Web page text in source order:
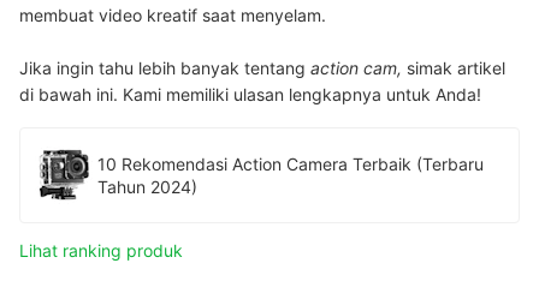
membuat video kreatif saat menyelam.
Jika ingin tahu lebih banyak tentang action cam, simak artikel
di bawah ini. Kami memiliki ulasan lengkapnya untuk Anda!
10 Rekomendasi Action Camera Terbaik (Terbaru
Tahun 2024)
Lihat ranking produk